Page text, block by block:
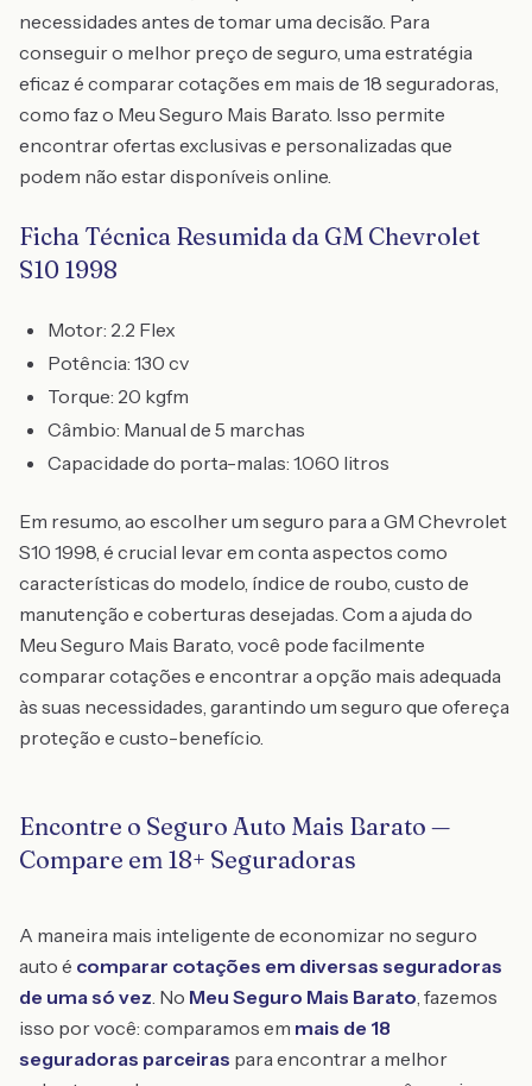
necessidades antes de tomar uma decisão. Para
conseguir o melhor preço de seguro, uma estratégia
eficaz é comparar cotações em mais de 18 seguradoras,
como faz o Meu Seguro Mais Barato. Isso permite
encontrar ofertas exclusivas e personalizadas que
podem não estar disponíveis online.
Ficha Técnica Resumida da GM Chevrolet
S10 1998
Motor: 2.2 Flex
Potência: 130 cv
Torque: 20 kgfm
Câmbio: Manual de 5 marchas
Capacidade do porta-malas: 1.060 litros
Em resumo, ao escolher um seguro para a GM Chevrolet
S10 1998, é crucial levar em conta aspectos como
características do modelo, índice de roubo, custo de
manutenção e coberturas desejadas. Com a ajuda do
Meu Seguro Mais Barato, você pode facilmente
comparar cotações e encontrar a opção mais adequada
às suas necessidades, garantindo um seguro que ofereça
proteção e custo-benefício.
Encontre o Seguro Auto Mais Barato —
Compare em 18+ Seguradoras
A maneira mais inteligente de economizar no seguro
auto é comparar cotações em diversas seguradoras
de uma só vez. No Meu Seguro Mais Barato, fazemos
isso por você: comparamos em mais de 18
seguradoras parceiras para encontrar a melhor